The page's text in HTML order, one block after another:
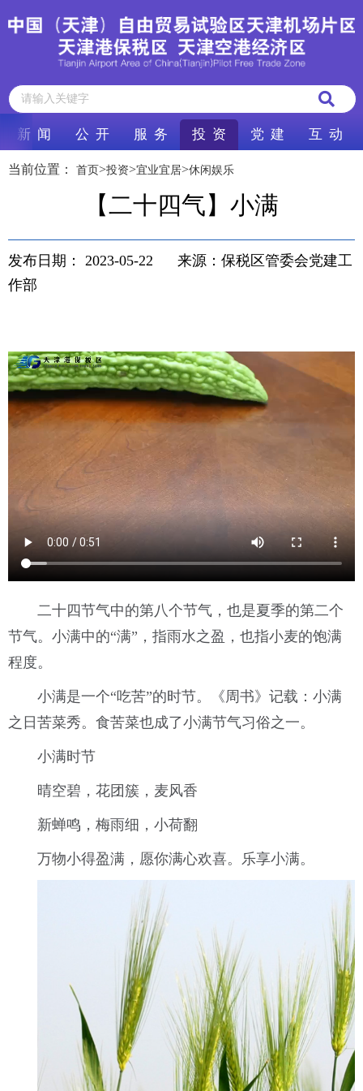
新 闻 公 开 服 务 投 资 党 建 互 动
当前位置： 首页>投资>宜业宜居>休闲娱乐
【二十四气】小满
发布日期： 2023-05-22
来源：保税区管委会党建工
作部
二十四节气中的第八个节气， 也是夏季的第二个
节气。 小满中的“满”， 指雨水之盈， 也指小麦的饱满
程度。
小满是一个“吃苦”的时节。《周书》记载：小满
之日苦菜秀。食苦菜也成了小满节气习俗之一。
小满时节
晴空碧，花团簇，麦风香
新蝉鸣，梅雨细，小荷翻
万物小得盈满， 愿你满心欢喜。 乐享小满。